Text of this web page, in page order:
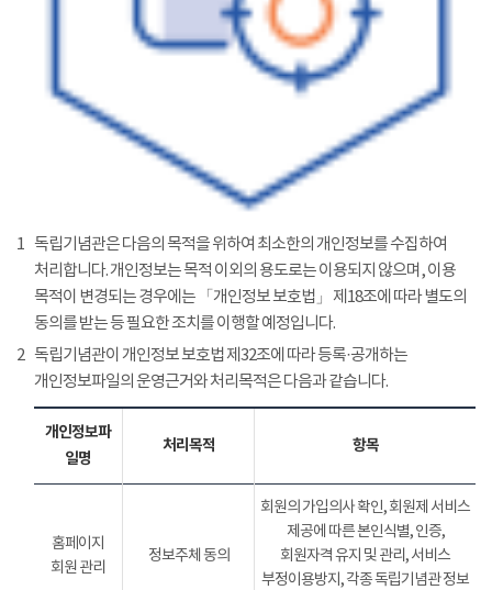
1 독립기념관은 다음의 목적을 위하여 최소한의 개인정보를 수집하여
처리합니다. 개인정보는 목적 이외의 용도로는 이용되지 않으며, 이용
목적이 변경되는 경우에는 「개인정보 보호법」 제18조에 따라 별도의
동의를 받는 등 필요한 조치를 이행할 예정입니다.
2 독립기념관이 개인정보 보호법 제32조에 따라 등록·공개하는
개인정보파일의 운영근거와 처리목적은 다음과 같습니다.
개인정보파
일명
처리목적 항목
홈페이지
회원 관리
정보주체 동의
회원의 가입의사 확인, 회원제 서비스
제공에 따른 본인식별, 인증,
회원자격 유지 및 관리, 서비스
부정이용방지, 각종 독립기념관 정보